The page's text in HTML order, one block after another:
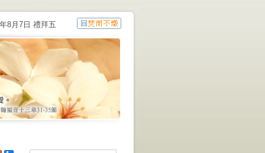
8月7日 禮拜五